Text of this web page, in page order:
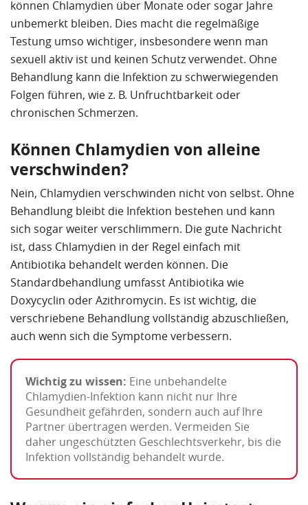
können Chlamydien über Monate oder sogar Jahre
unbemerkt bleiben. Dies macht die regelmäßige
Testung umso wichtiger, insbesondere wenn man
sexuell aktiv ist und keinen Schutz verwendet. Ohne
Behandlung kann die Infektion zu schwerwiegenden
Folgen führen, wie z. B. Unfruchtbarkeit oder
chronischen Schmerzen.
Können Chlamydien von alleine
verschwinden?
Nein, Chlamydien verschwinden nicht von selbst. Ohne
Behandlung bleibt die Infektion bestehen und kann
sich sogar weiter verschlimmern. Die gute Nachricht
ist, dass Chlamydien in der Regel einfach mit
Antibiotika behandelt werden können. Die
Standardbehandlung umfasst Antibiotika wie
Doxycyclin oder Azithromycin. Es ist wichtig, die
verschriebene Behandlung vollständig abzuschließen,
auch wenn sich die Symptome verbessern.
Wichtig zu wissen: Eine unbehandelte
Chlamydien-Infektion kann nicht nur Ihre
Gesundheit gefährden, sondern auch auf Ihre
Partner übertragen werden. Vermeiden Sie
daher ungeschützten Geschlechtsverkehr, bis die
Infektion vollständig behandelt wurde.